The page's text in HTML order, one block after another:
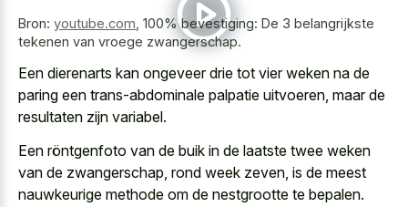
Bron: youtube.com 100% bevestiging: De 3 belangrijkste
tekenen van vroege zwangerschap.
Een dierenarts kan ongeveer drie tot vier weken na de
paring een trans-abdominale palpatie uitvoeren, maar de
resultaten zijn variabel.
Een röntgenfoto van de buik in de laatste twee weken
van de zwangerschap, rond week zeven, is de meest
nauwkeurige methode om de nestgrootte te bepalen.